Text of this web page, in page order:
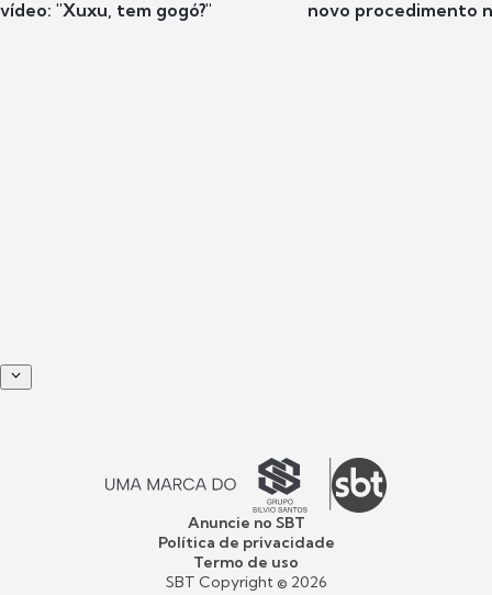
vídeo: "Xuxu, tem gogó?"
novo procedimento
Anuncie no SBT
Política de privacidade
Termo de uso
SBT Copyright © 2026